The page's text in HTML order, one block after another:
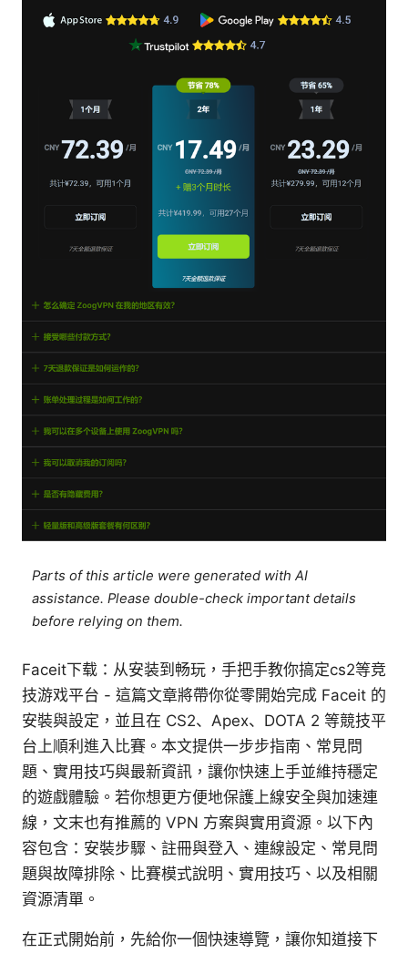
Parts of this article were generated with AI
assistance. Please double-check important details
before relying on them.
Faceit下载：从安装到畅玩，手把手教你搞定cs2等竞
技游戏平台 - 這篇文章將帶你從零開始完成 Faceit 的
安裝與設定，並且在 CS2、Apex、DOTA 2 等競技平
台上順利進入比賽。本文提供一步步指南、常見問
題、實用技巧與最新資訊，讓你快速上手並維持穩定
的遊戲體驗。若你想更方便地保護上線安全與加速連
線，文末也有推薦的 VPN 方案與實用資源。以下內
容包含：安裝步驟、註冊與登入、連線設定、常見問
題與故障排除、比賽模式說明、實用技巧、以及相關
資源清單。
在正式開始前，先給你一個快速導覽，讓你知道接下